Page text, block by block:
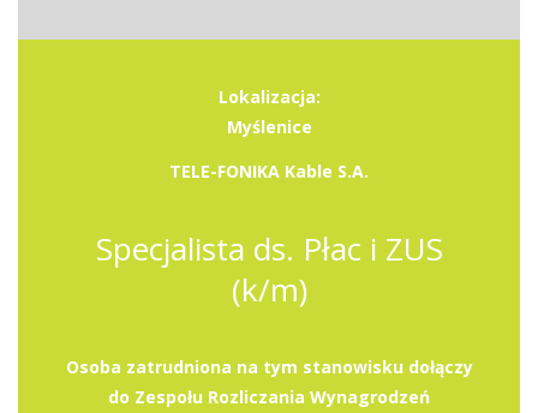
Lokalizacja:
Myślenice
TELE-FONIKA Kable S.A.
Specjalista ds. Płac i ZUS
(k/m)
Osoba zatrudniona na tym stanowisku dołączy
do Zespołu Rozliczania Wynagrodzeń